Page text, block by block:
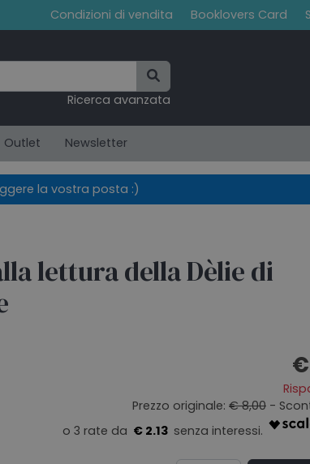
Condizioni di vendita Booklovers Card
Ricerca avanzata
Outlet Newsletter
la vostra posta :)
lettura della Dèlie di
Prezzo originale: € 8,00 -
€ 2.13